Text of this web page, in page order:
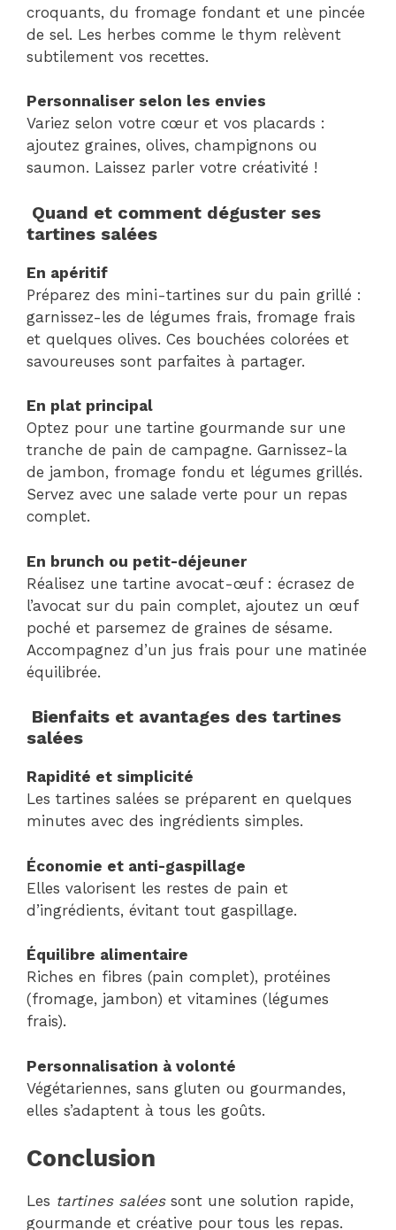
croquants, du fromage fondant et une pincée
de sel. Les herbes comme le thym relèvent
subtilement vos recettes.
Personnaliser selon les envies
Variez selon votre cœur et vos placards :
ajoutez graines, olives, champignons ou
saumon. Laissez parler votre créativité !
Quand et comment déguster ses
tartines salées
En apéritif
Préparez des mini-tartines sur du pain grillé :
garnissez-les de légumes frais, fromage frais
et quelques olives. Ces bouchées colorées et
savoureuses sont parfaites à partager.
En plat principal
Optez pour une tartine gourmande sur une
tranche de pain de campagne. Garnissez-la
de jambon, fromage fondu et légumes grillés.
Servez avec une salade verte pour un repas
complet.
En brunch ou petit-déjeuner
Réalisez une tartine avocat-œuf : écrasez de
l’avocat sur du pain complet, ajoutez un œuf
poché et parsemez de graines de sésame.
Accompagnez d’un jus frais pour une matinée
équilibrée.
Bienfaits et avantages des tartines
salées
Rapidité et simplicité
Les tartines salées se préparent en quelques
minutes avec des ingrédients simples.
Économie et anti-gaspillage
Elles valorisent les restes de pain et
d’ingrédients, évitant tout gaspillage.
Équilibre alimentaire
Riches en fibres (pain complet), protéines
(fromage, jambon) et vitamines (légumes
frais).
Personnalisation à volonté
Végétariennes, sans gluten ou gourmandes,
elles s’adaptent à tous les goûts.
Conclusion
Les tartines saléessont une solution rapide,
gourmande et créative pour tous les repas.